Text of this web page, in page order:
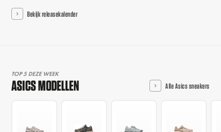
Bekijk releasekalender
TOP 5 DEZE WEEK
ASICS MODELLEN Alle Asics sneakers